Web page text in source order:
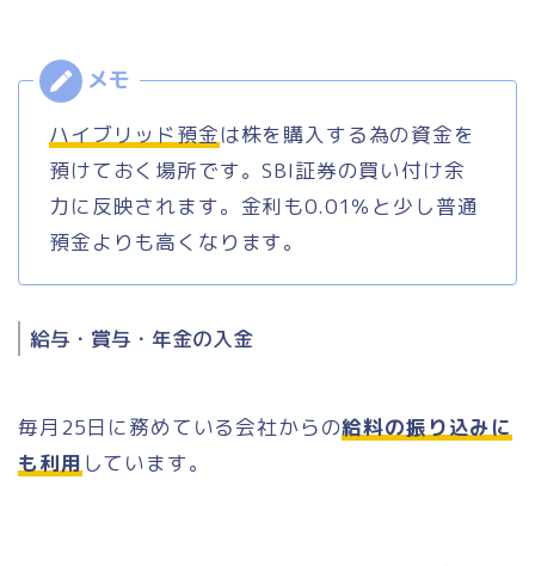
ハイブリッド預金は株を購入する為の資金を
預けておく場所です。SBI証券の買い付け余
力に反映されます。金利も0.01％と少し普通
預金よりも高くなります。
給与・賞与・年金の入金
毎月25日に務めている会社からの給料の振り込みに
も利用 しています。